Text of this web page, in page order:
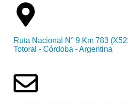
Ruta Nacional N° 9 Km 783
Totoral - Córdoba - Argentina